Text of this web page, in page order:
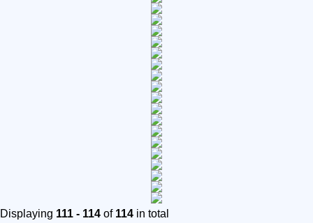
Displaying 111 - 114 of 114 in total